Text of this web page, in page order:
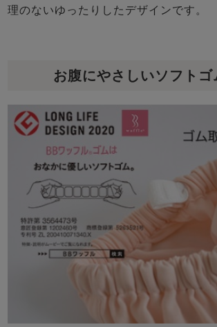
理のないゆったりしたデザインです。
お腹にやさしいソフトゴ